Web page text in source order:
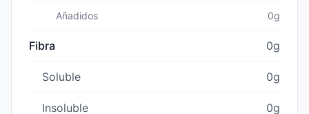
Añadidos 0g
Fibra 0g
Soluble 0g
Insoluble 0g